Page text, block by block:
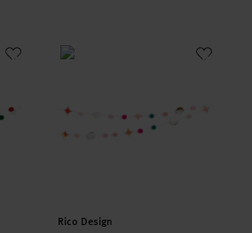
grün 2,2mGarnpompon-Girlande pink-
Hersteller:
Rico Design